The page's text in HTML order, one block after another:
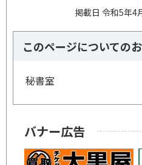
掲載日 令和5年4
このページについての
秘書室
バナー広告